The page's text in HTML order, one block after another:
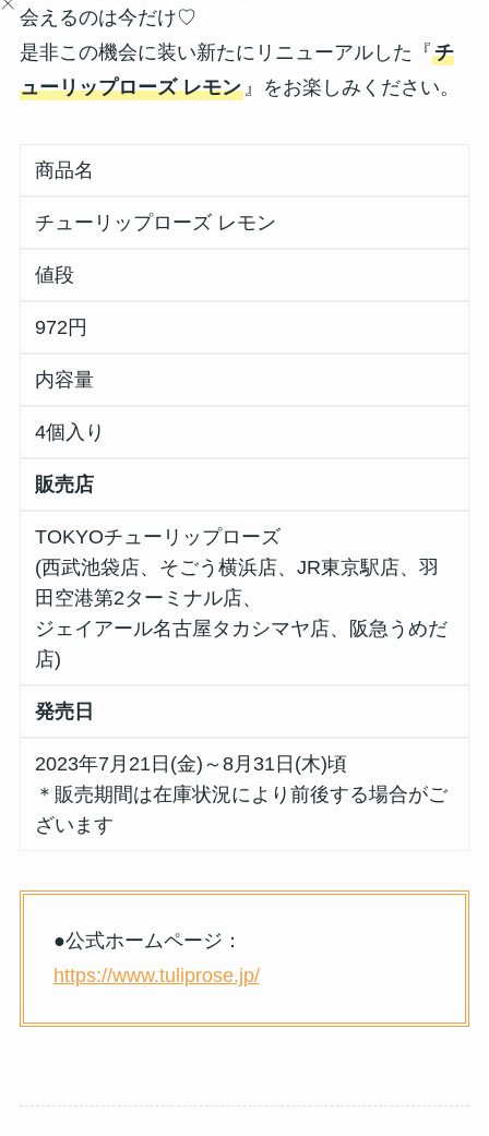
会えるのは今だけ♡
是非この機会に装い新たにリニューアルした『チ
ューリップローズ レモン』をお楽しみください。
商品名
チューリップローズ レモン
値段
972円
内容量
4個入り
販売店
TOKYOチューリップローズ
(⻄武池袋店、そごう横浜店、JR東京駅店、⽻
⽥空港第2ターミナル店、
ジェイアール名古屋タカシマヤ店、阪急うめだ
店)
発売日
2023年7月21日(金)～8月31日(木)頃
＊販売期間は在庫状況により前後する場合がご
ざいます
●公式ホームページ：
https://www.tuliprose.jp/